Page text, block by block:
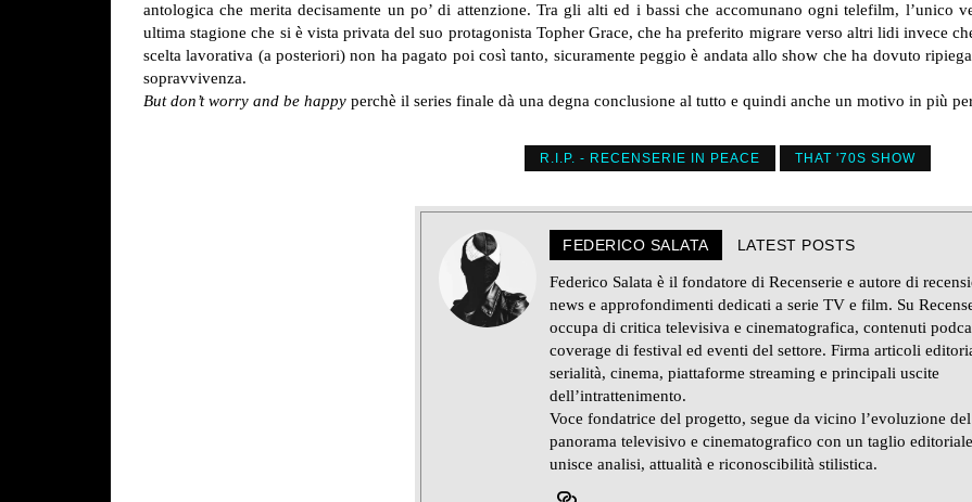
antologica che merita decisamente un po’ di attenzione. Tra gli alti ed i bassi che accomunano ogni telefilm, l’unico
ultima stagione che si è vista privata del suo protagonista Topher Grace, che ha preferito migrare verso altri lidi invece
scelta lavorativa (a posteriori) non ha pagato poi così tanto, sicuramente peggio è andata allo show che ha dovuto
sopravvivenza.
But don’t worry and be happy perchè il series finale dà una degna conclusione al tutto e quindi anche un motivo in più
R.I.P. - RECENSERIE IN PEACE THAT '70S SHOW
FEDERICO SALATA LATEST POSTS
Federico Salata è il fondatore di Recenserie e autore di
news e approfondimenti dedicati a serie TV e film. Su
occupa di critica televisiva e cinematografica, contenuti
coverage di festival ed eventi del settore. Firma articoli
serialità, cinema, piattaforme streaming e principali uscite
dell’intrattenimento.
Voce fondatrice del progetto, segue da vicino l’evoluzione del
panorama televisivo e cinematografico con un taglio
unisce analisi, attualità e riconoscibilità stilistica.